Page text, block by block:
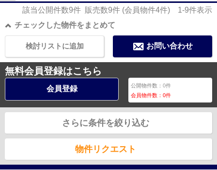
◆徒歩約3分圏内にスーパー、コンビニ、ドラッ...
該当公開件数9件 販売数9件 (会員物件4件) 1-9件表示
チェックした物件をまとめて
お問い合わせ
検討リストに追加
無料会員登録はこちら
会員登録 公開物件数：0件
会員物件数：0件
さらに条件を絞り込む
物件リクエスト